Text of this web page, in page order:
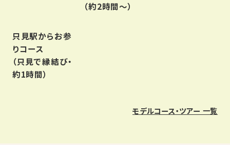
（約2時間～）
只見駅からお参
りコース
（只見で縁結び・
約1時間）
モデルコース・ツアー 一覧